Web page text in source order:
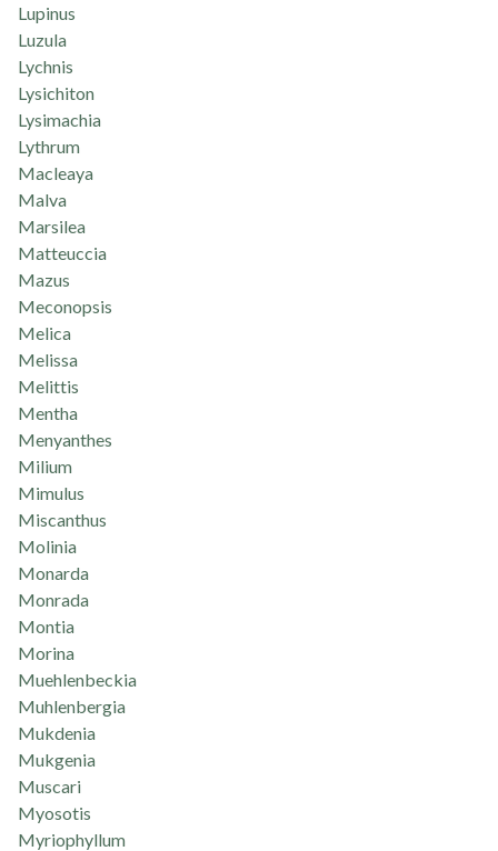
Lupinus
Luzula
Lychnis
Lysichiton
Lysimachia
Lythrum
Macleaya
Malva
Marsilea
Matteuccia
Mazus
Meconopsis
Melica
Melissa
Melittis
Mentha
Menyanthes
Milium
Mimulus
Miscanthus
Molinia
Monarda
Monrada
Montia
Morina
Muehlenbeckia
Muhlenbergia
Mukdenia
Mukgenia
Muscari
Myosotis
Myriophyllum